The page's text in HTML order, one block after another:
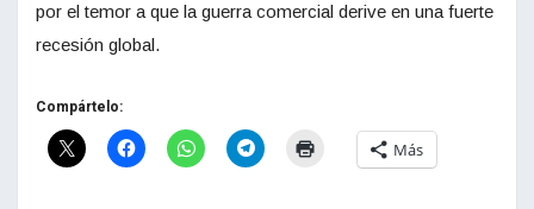
por el temor a que la guerra comercial derive en una fuerte
recesión global.
Compártelo:
Más